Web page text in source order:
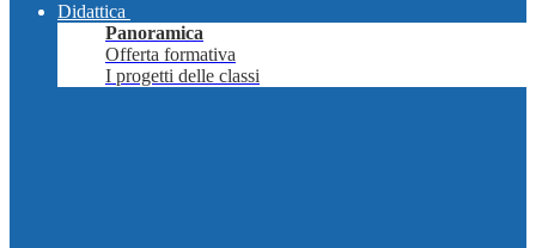
Didattica
Panoramica
Offerta formativa
I progetti delle classi